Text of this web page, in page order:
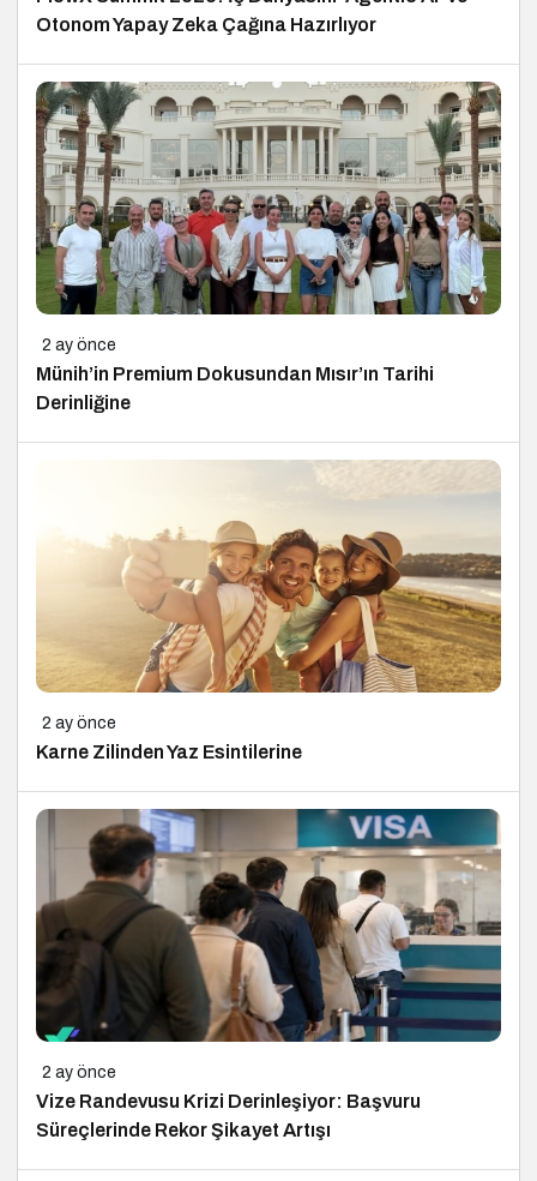
Otonom Yapay Zeka Çağına Hazırlıyor
2 ay önce
Münih’in Premium Dokusundan Mısır’ın Tarihi
Derinliğine
2 ay önce
Karne Zilinden Yaz Esintilerine
2 ay önce
Vize Randevusu Krizi Derinleşiyor: Başvuru
Süreçlerinde Rekor Şikayet Artışı